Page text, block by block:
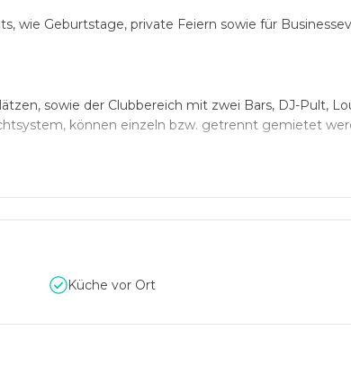
wie Geburtstage, private Feiern sowie für
sowie der Clubbereich mit zwei Bars, DJ-Pult,
können einzeln bzw. getrennt gemietet
dem Wiener Naschmarkt, macht die Location
Speer feierten im legendären Wiener Club schon
Küche vor Ort